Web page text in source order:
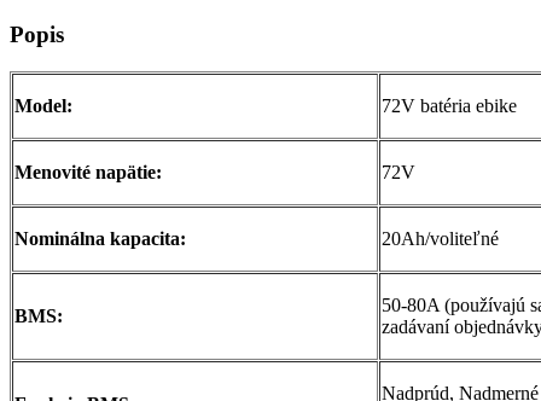
Popis
Model: 72V batéria ebike
Menovité napätie: 72V
Nominálna kapacita: 20Ah/voliteľné
BMS:
50-80A (používajú
zadávaní
Nadprúd,